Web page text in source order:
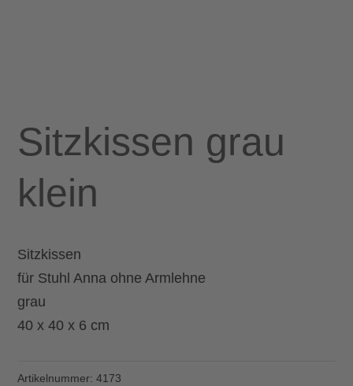
Sitzkissen grau
klein
Sitzkissen
für Stuhl Anna ohne Armlehne
grau
40 x 40 x 6 cm
Artikelnummer:4173